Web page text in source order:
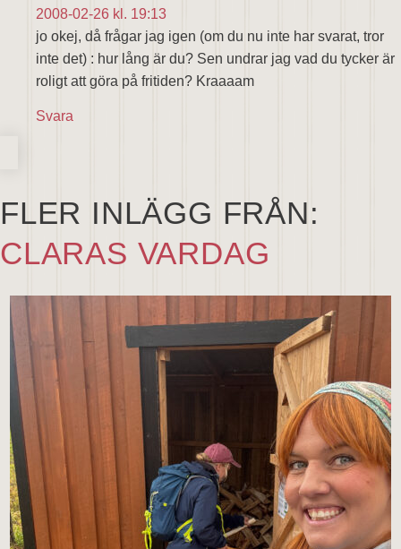
2008-02-26 kl. 19:13
jo okej, då frågar jag igen (om du nu inte har svarat, tror
inte det) : hur lång är du? Sen undrar jag vad du tycker är
roligt att göra på fritiden? Kraaaam
Svara
FLER INLÄGG FRÅN:
CLARAS VARDAG